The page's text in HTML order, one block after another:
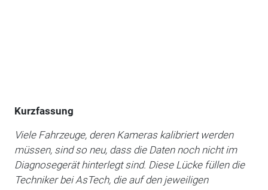
Kurzfassung
Viele Fahrzeuge, deren Kameras kalibriert werden
müssen, sind so neu, dass die Daten noch nicht im
Diagnosegerät hinterlegt sind. Diese Lücke füllen die
Techniker bei AsTech, die auf den jeweiligen